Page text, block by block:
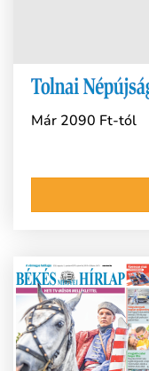
Már 2090 Ft-tól